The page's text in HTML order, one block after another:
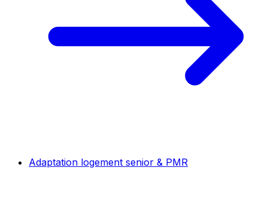
Adaptation logement senior & PMR